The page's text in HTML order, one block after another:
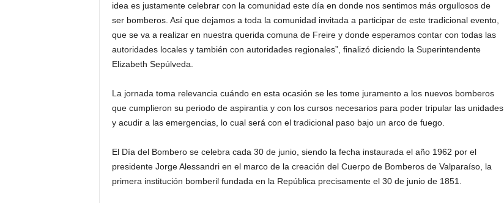
idea es justamente celebrar con la comunidad este día en donde nos sentimos más orgullosos de
ser bomberos. Así que dejamos a toda la comunidad invitada a participar de este tradicional evento,
que se va a realizar en nuestra querida comuna de Freire y donde esperamos contar con todas las
autoridades locales y también con autoridades regionales”, finalizó diciendo la Superintendente
Elizabeth Sepúlveda.
La jornada toma relevancia cuándo en esta ocasión se les tome juramento a los nuevos bomberos
que cumplieron su periodo de aspirantia y con los cursos necesarios para poder tripular las unidades
y acudir a las emergencias, lo cual será con el tradicional paso bajo un arco de fuego.
El Día del Bombero se celebra cada 30 de junio, siendo la fecha instaurada el año 1962 por el
presidente Jorge Alessandri en el marco de la creación del Cuerpo de Bomberos de Valparaíso, la
primera institución bomberil fundada en la República precisamente el 30 de junio de 1851.